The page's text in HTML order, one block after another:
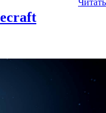
Читать